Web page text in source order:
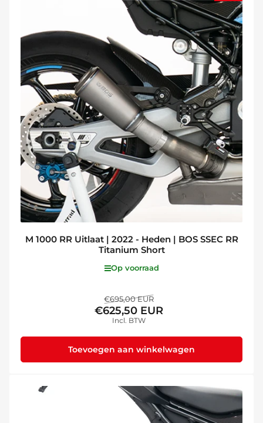
M 1000 RR Uitlaat | 2022 - Heden | BOS SSEC RR
Titanium Short
Op voorraad
Normale
prijs
€695,00 EURAanbiedingsprijs
€625,50 EUR
Incl. BTW
Toevoegen aan winkelwagen